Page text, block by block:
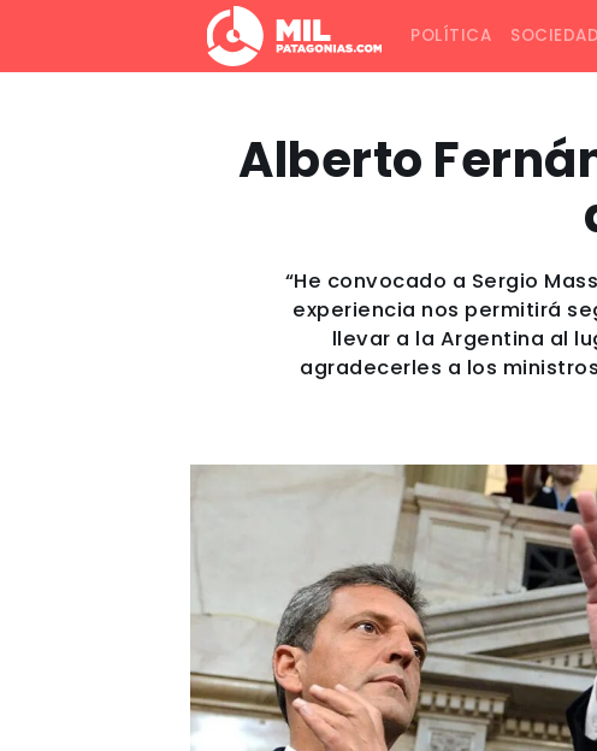
POLÍTICA SOCIEDAD
Alberto
“He convocado a Sergio
experiencia nos permitirá
llevar a la Argentina al
agradecerles a los